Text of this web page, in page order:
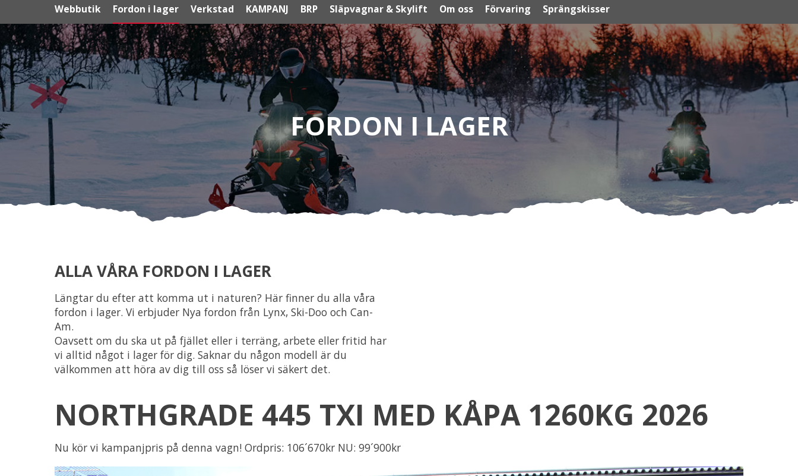
Webbutik Fordon i lager Verkstad KAMPANJ BRP Släpvagnar & Skylift Om oss Förvaring Sprängskisser
FORDON I LAGER
ALLA VÅRA FORDON I LAGER
Längtar du efter att komma ut i naturen? Här finner du alla våra
fordon i lager. Vi erbjuder Nya fordon från Lynx, Ski-Doo och Can-
Am.
Oavsett om du ska ut på fjället eller i terräng, arbete eller fritid har
vi alltid något i lager för dig. Saknar du någon modell är du
välkommen att höra av dig till oss så löser vi säkert det.
NORTHGRADE 445 TXI MED KÅPA 1260KG 2026
Nu kör vi kampanjpris på denna vagn! Ordpris: 106´670kr NU: 99´900kr